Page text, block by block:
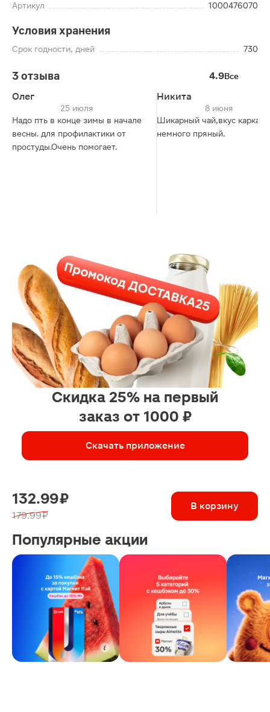
Артикул
1000476070
Условия хранения
Срок годности, дней 730
3 отзыва 4.9Все
Олег
25 июля
Надо пть в конце зимы в начале
весны. для профилактики от
простуды.Очень помогает.
Никита
8 июня
Шикарный чай,вкус
немного пряный.
Скидка 25% на первый
заказ от 1000 ₽
Скачать приложение
132.99 ₽
179.99 ₽
В корзину
Популярные акции